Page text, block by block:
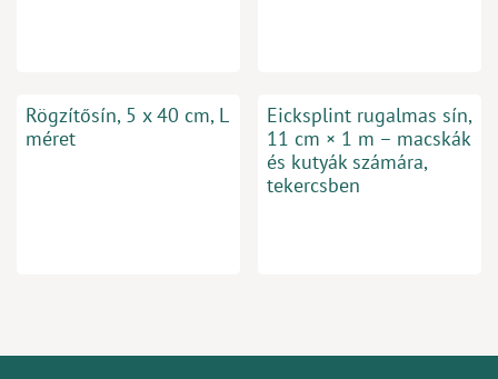
Rögzítősín, 5 x 40 cm, L
méret
Eicksplint rugalmas sín,
11 cm × 1 m – macskák
és kutyák számára,
tekercsben